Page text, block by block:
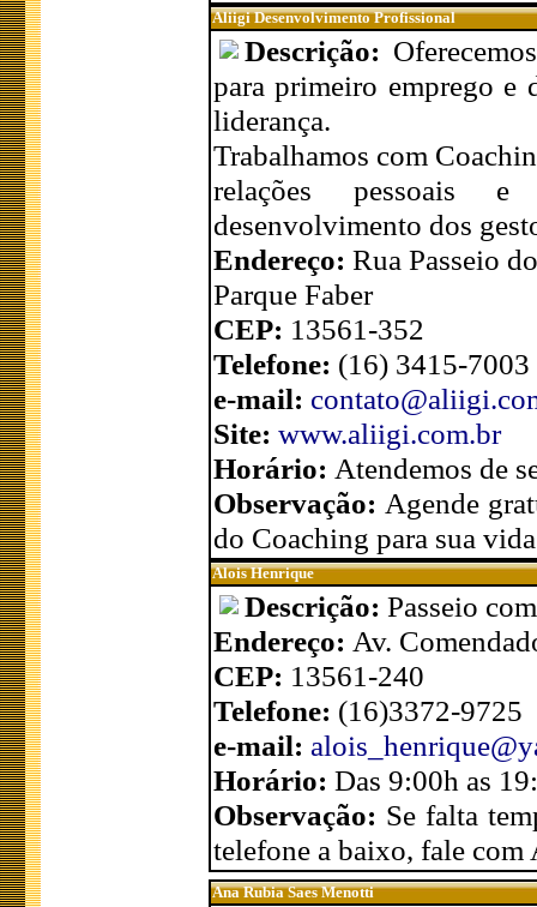
Aliigi Desenvolvimento Profissional
Descrição:
para primeiro emprego e
liderança.
Trabalhamos com
relações pessoais e
desenvolvimento dos
Endereço: Rua Passeio
Parque Faber
CEP: 13561-352
Telefone: (16) 3415-7003
e-mail:
Site: www.aliigi.com.br
Horário: Atendemos de
Observação: Agende
do Coaching para sua
Alois Henrique
Descrição: Passeio
Endereço: Av.
CEP: 13561-240
Telefone: (16)3372-9725
e-mail:
Horário: Das 9:00h as
Observação: Se falta
telefone a baixo, fale com
Ana Rubia Saes Menotti